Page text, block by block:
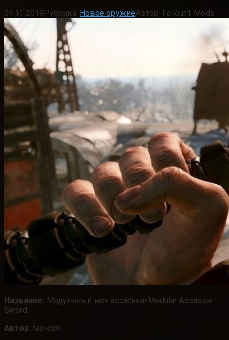
04.11.2019Рубрика: Новое оружиеАвтор: Fallout4-Mods
Название: Модульный меч ассасина-Modular Assassin
Sword
Автор: faxivcm